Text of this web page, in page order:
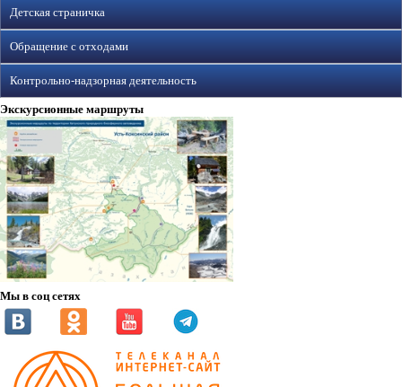
Детская страничка
Обращение с отходами
Контрольно-надзорная деятельность
Экскурсионные маршруты
Мы в соц сетях